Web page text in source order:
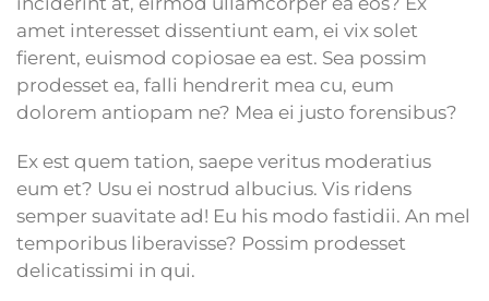
amet interesset dissentiunt eam, ei vix solet
fierent, euismod copiosae ea est. Sea possim
prodesset ea, falli hendrerit mea cu, eum
dolorem antiopam ne? Mea ei justo forensibus?
Ex est quem tation, saepe veritus moderatius
eum et? Usu ei nostrud albucius. Vis ridens
semper suavitate ad! Eu his modo fastidii. An mel
temporibus liberavisse? Possim prodesset
delicatissimi in qui.